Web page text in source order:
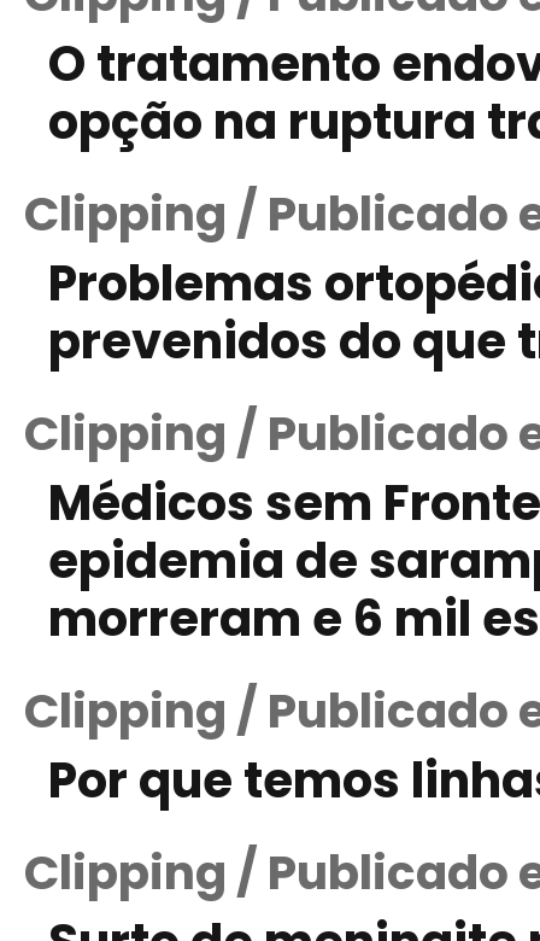
O tratamento
opção na ruptura
Clipping / Publicado
Problemas
prevenidos do que
Clipping / Publicado
Médicos sem
epidemia de
morreram e 6 mil
Clipping / Publicado
Por que temos
Clipping / Publicado